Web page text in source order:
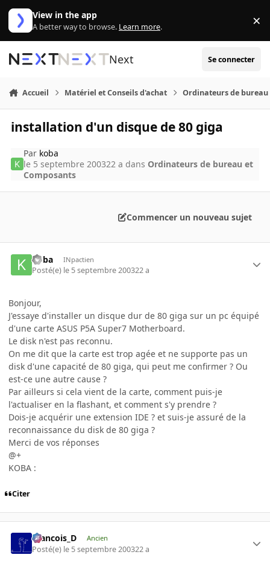
Aller au contenu
View in the app
A better way to browse. Learn more. ×
Next Se connecter
Accueil Matériel et Conseils d'achat Ordinateurs de bureau
installation d'un disque de 80 giga
Par koba
le 5 septembre 200322 a dans Ordinateurs de bureau et
Composants
Commencer un nouveau sujet
koba INpactien
Posté(e) le 5 septembre 200322 a
Bonjour,
J'essaye d'installer un disque dur de 80 giga sur un pc équipé
d'une carte ASUS P5A Super7 Motherboard.
Le disk n'est pas reconnu.
On me dit que la carte est trop agée et ne supporte pas un
disk d'une capacité de 80 giga, qui peut me confirmer ? Ou
est-ce une autre cause ?
Par ailleurs si cela vient de la carte, comment puis-je
l'actualiser en la flashant, et comment s'y prendre ?
Dois-je acquérir une extension IDE ? et suis-je assuré de la
reconnaissance du disk de 80 giga ?
Merci de vos réponses
@+
KOBA :
Citer
Francois_D Ancien
Posté(e) le 5 septembre 200322 a